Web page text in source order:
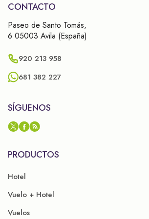
CONTACTO
Paseo de Santo Tomás,
6 05003 Avila (España)
920 213 958
681 382 227
SÍGUENOS
PRODUCTOS
Hotel
Vuelo + Hotel
Vuelos